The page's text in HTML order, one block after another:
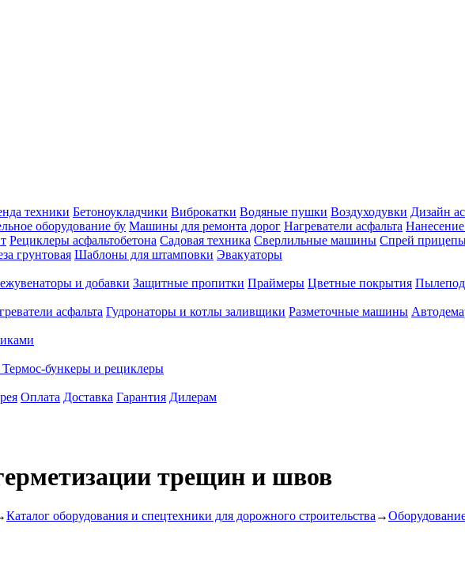
техники Бетоноукладчики Виброкатки Водяные пушки Воздуходувки Дизайн
оборудование бу Машины для ремонта дорог Нагреватели асфальта
Рециклеры асфальтобетона Садовая техника Сверлильные машины Спрей
грунтовая Шаблоны для штамповки Эвакуаторы
и добавки Защитные пропитки Праймеры Цветные покрытия
асфальта Гудронаторы и котлы заливщики Разметочные машины
Термос-бункеры и рециклеры
Оплата Доставка Гарантия Дилерам
трещин и швов
Каталог оборудования и спецтехники для дорожного строительства →